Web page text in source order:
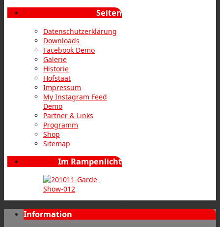
Seiten
Datenschutzerklärung
Downloads
Facebook Demo
Galerie
Historie
Hofstaat
Impressum
My Instagram Feed
Demo
Partner & Links
Programm
Shop
Sitemap
Im Rampenlicht
Information